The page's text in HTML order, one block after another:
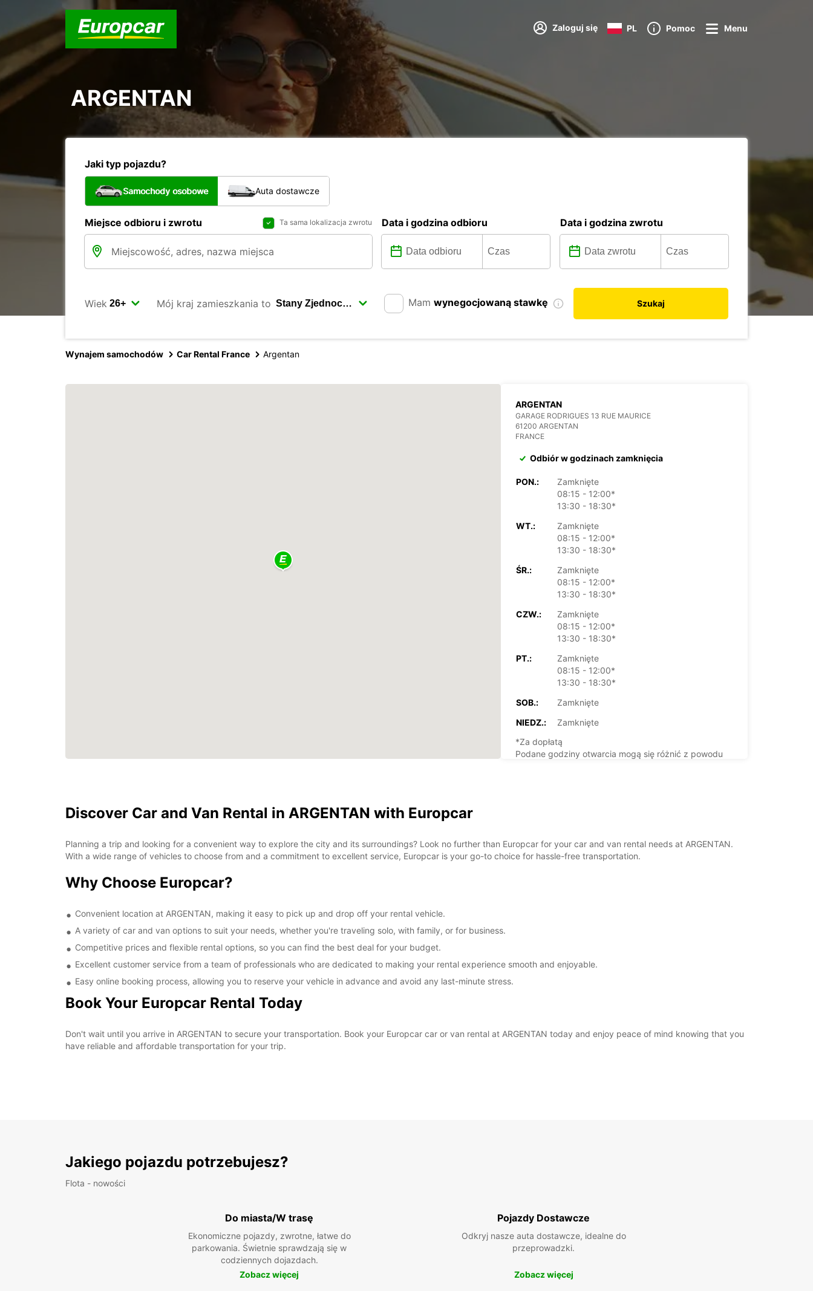
Zaloguj się PL Pomoc Menu
ARGENTAN
Jaki typ pojazdu?
Samochody osobowe Auta dostawcze
Miejsce odbioru i zwrotu Ta sama lokalizacja zwrotu Data i godzina odbioru Data i godzina zwrotu
Wiek Mój kraj zamieszkania to Mam wynegocjowaną stawkę Szukaj
Wynajem samochodów Car Rental France Argentan
ARGENTAN
GARAGE RODRIGUES 13 RUE MAURICE
61200 ARGENTAN
FRANCE
Odbiór w godzinach zamknięcia
PON.:
Zamknięte
08:15 - 12:00*
13:30 - 18:30*
WT.:
Zamknięte
08:15 - 12:00*
13:30 - 18:30*
ŚR.:
Zamknięte
08:15 - 12:00*
13:30 - 18:30*
CZW.:
Zamknięte
08:15 - 12:00*
13:30 - 18:30*
PT.:
Zamknięte
08:15 - 12:00*
13:30 - 18:30*
SOB.:
Zamknięte
NIEDZ.:
Zamknięte
*Za dopłatą
Podane godziny otwarcia mogą się różnić z powodu
Discover Car and Van Rental in ARGENTAN with Europcar
Planning a trip and looking for a convenient way to explore the city and its surroundings? Look no further than Europcar for your car and van rental needs at ARGENTAN.
With a wide range of vehicles to choose from and a commitment to excellent service, Europcar is your go-to choice for hassle-free transportation.
Why Choose Europcar?
Convenient location at ARGENTAN, making it easy to pick up and drop off your rental vehicle.
A variety of car and van options to suit your needs, whether you're traveling solo, with family, or for business.
Competitive prices and flexible rental options, so you can find the best deal for your budget.
Excellent customer service from a team of professionals who are dedicated to making your rental experience smooth and enjoyable.
Easy online booking process, allowing you to reserve your vehicle in advance and avoid any last-minute stress.
Book Your Europcar Rental Today
Don't wait until you arrive in ARGENTAN to secure your transportation. Book your Europcar car or van rental at ARGENTAN today and enjoy peace of mind knowing that you
have reliable and affordable transportation for your trip.
Jakiego pojazdu potrzebujesz?
Flota - nowości
Do miasta/W trasę
Ekonomiczne pojazdy, zwrotne, łatwe do
parkowania. Świetnie sprawdzają się w
codziennych dojazdach.
Zobacz więcej
Pojazdy Dostawcze
Odkryj nasze auta dostawcze, idealne do
przeprowadzki.
Zobacz więcej